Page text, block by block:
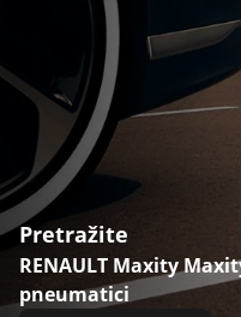
Pretražite
RENAULT Maxity
pneumatici